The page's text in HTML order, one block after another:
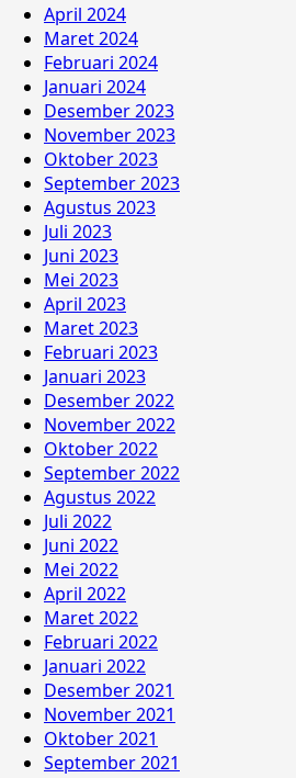
April 2024
Maret 2024
Februari 2024
Januari 2024
Desember 2023
November 2023
Oktober 2023
September 2023
Agustus 2023
Juli 2023
Juni 2023
Mei 2023
April 2023
Maret 2023
Februari 2023
Januari 2023
Desember 2022
November 2022
Oktober 2022
September 2022
Agustus 2022
Juli 2022
Juni 2022
Mei 2022
April 2022
Maret 2022
Februari 2022
Januari 2022
Desember 2021
November 2021
Oktober 2021
September 2021